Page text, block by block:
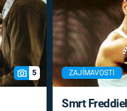
5 ZAJÍMAVOSTI
Smrt